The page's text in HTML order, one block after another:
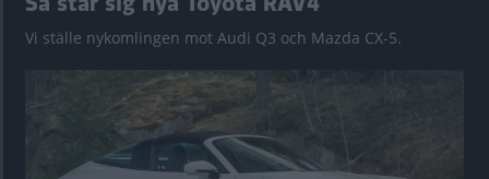
Vi ställe nykomlingen mot Audi Q3 och Mazda CX-5.